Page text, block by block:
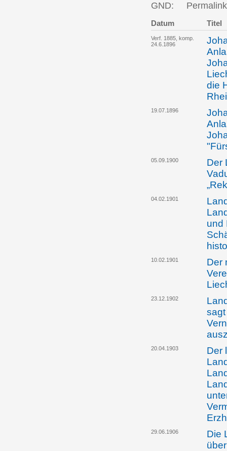
GND:
Datum Titel
Verf. 1885, komp.
24.6.1896
die
19.07.1896
05.09.1900
Der
04.02.1901
und
10.02.1901
Der
23.12.1902
20.04.1903
Der
29.06.1906
Die